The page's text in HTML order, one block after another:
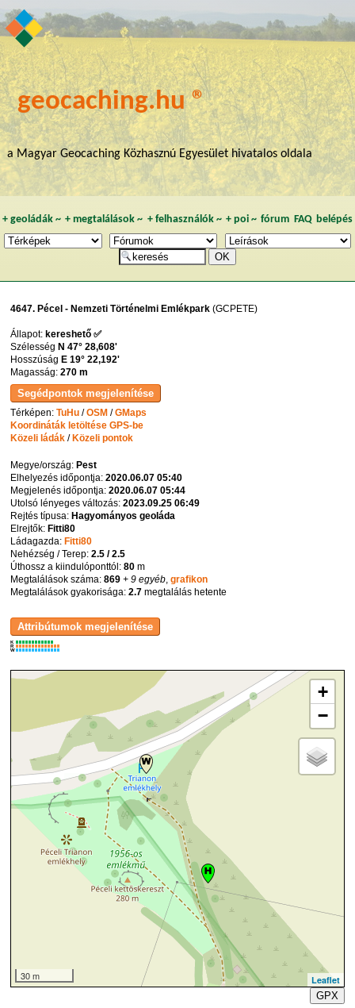
geocaching.hu ®
a Magyar Geocaching Közhasznú Egyesület hivatalos oldala
+ geoládák~ +megtalálások ~ + felhasználók~ + poi~ fórum FAQ belépés
4647. Pécel - Nemzeti Történelmi Emlékpark (GCPETE)
Állapot: kereshető ✅
Szélesség N 47° 28,608'
Hosszúság E 19° 22,192'
Magasság:270 m
Térképen:TuHu /OSM /GMaps
Koordináták letöltése GPS-be
Közeli ládák / Közeli pontok
Megye/ország: Pest
Elhelyezés időpontja:2020.06.07 05:40
Megjelenés időpontja:2020.06.07 05:44
Utolsó lényeges változás:2023.09.25 06:49
Rejtés típusa: Hagyományos geoláda
Elrejtők: Fitti80
Ládagazda: Fitti80
Nehézség / Terep:2.5 / 2.5
Úthossz a kiindulóponttól:80 m
Megtalálások száma:869 + 9 egyéb,grafikon
Megtalálások gyakorisága:2.7 megtalálás hetente
K
R
W
+
−
30 m
Leaflet
GPX